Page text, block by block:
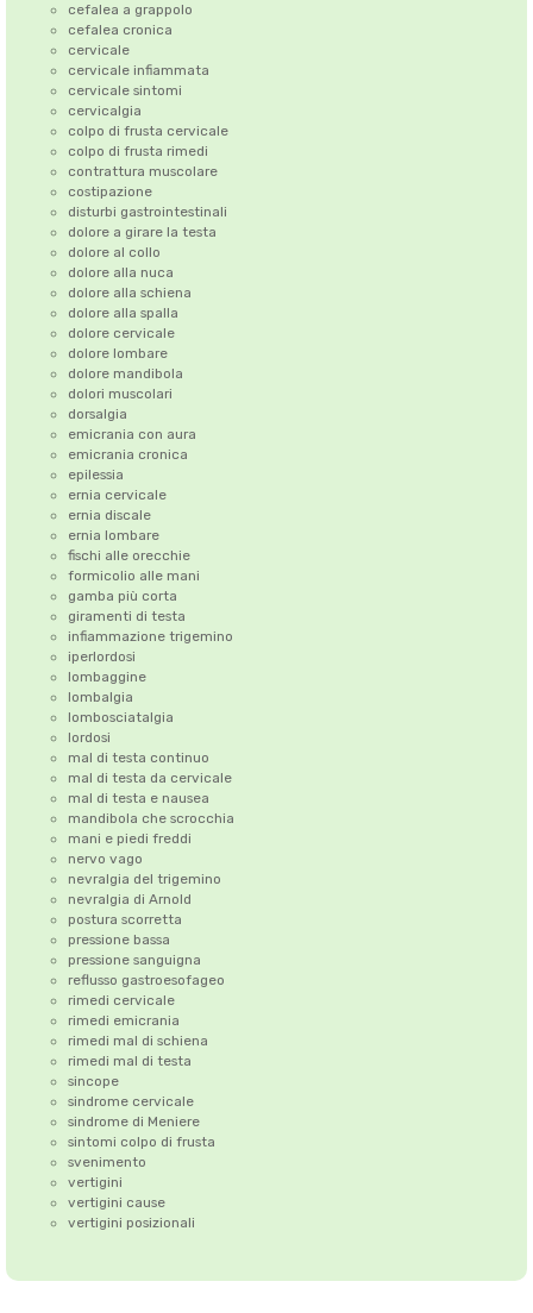
cefalea a grappolo
cefalea cronica
cervicale
cervicale infiammata
cervicale sintomi
cervicalgia
colpo di frusta cervicale
colpo di frusta rimedi
contrattura muscolare
costipazione
disturbi gastrointestinali
dolore a girare la testa
dolore al collo
dolore alla nuca
dolore alla schiena
dolore alla spalla
dolore cervicale
dolore lombare
dolore mandibola
dolori muscolari
dorsalgia
emicrania con aura
emicrania cronica
epilessia
ernia cervicale
ernia discale
ernia lombare
fischi alle orecchie
formicolio alle mani
gamba più corta
giramenti di testa
infiammazione trigemino
iperlordosi
lombaggine
lombalgia
lombosciatalgia
lordosi
mal di testa continuo
mal di testa da cervicale
mal di testa e nausea
mandibola che scrocchia
mani e piedi freddi
nervo vago
nevralgia del trigemino
nevralgia di Arnold
postura scorretta
pressione bassa
pressione sanguigna
reflusso gastroesofageo
rimedi cervicale
rimedi emicrania
rimedi mal di schiena
rimedi mal di testa
sincope
sindrome cervicale
sindrome di Meniere
sintomi colpo di frusta
svenimento
vertigini
vertigini cause
vertigini posizionali